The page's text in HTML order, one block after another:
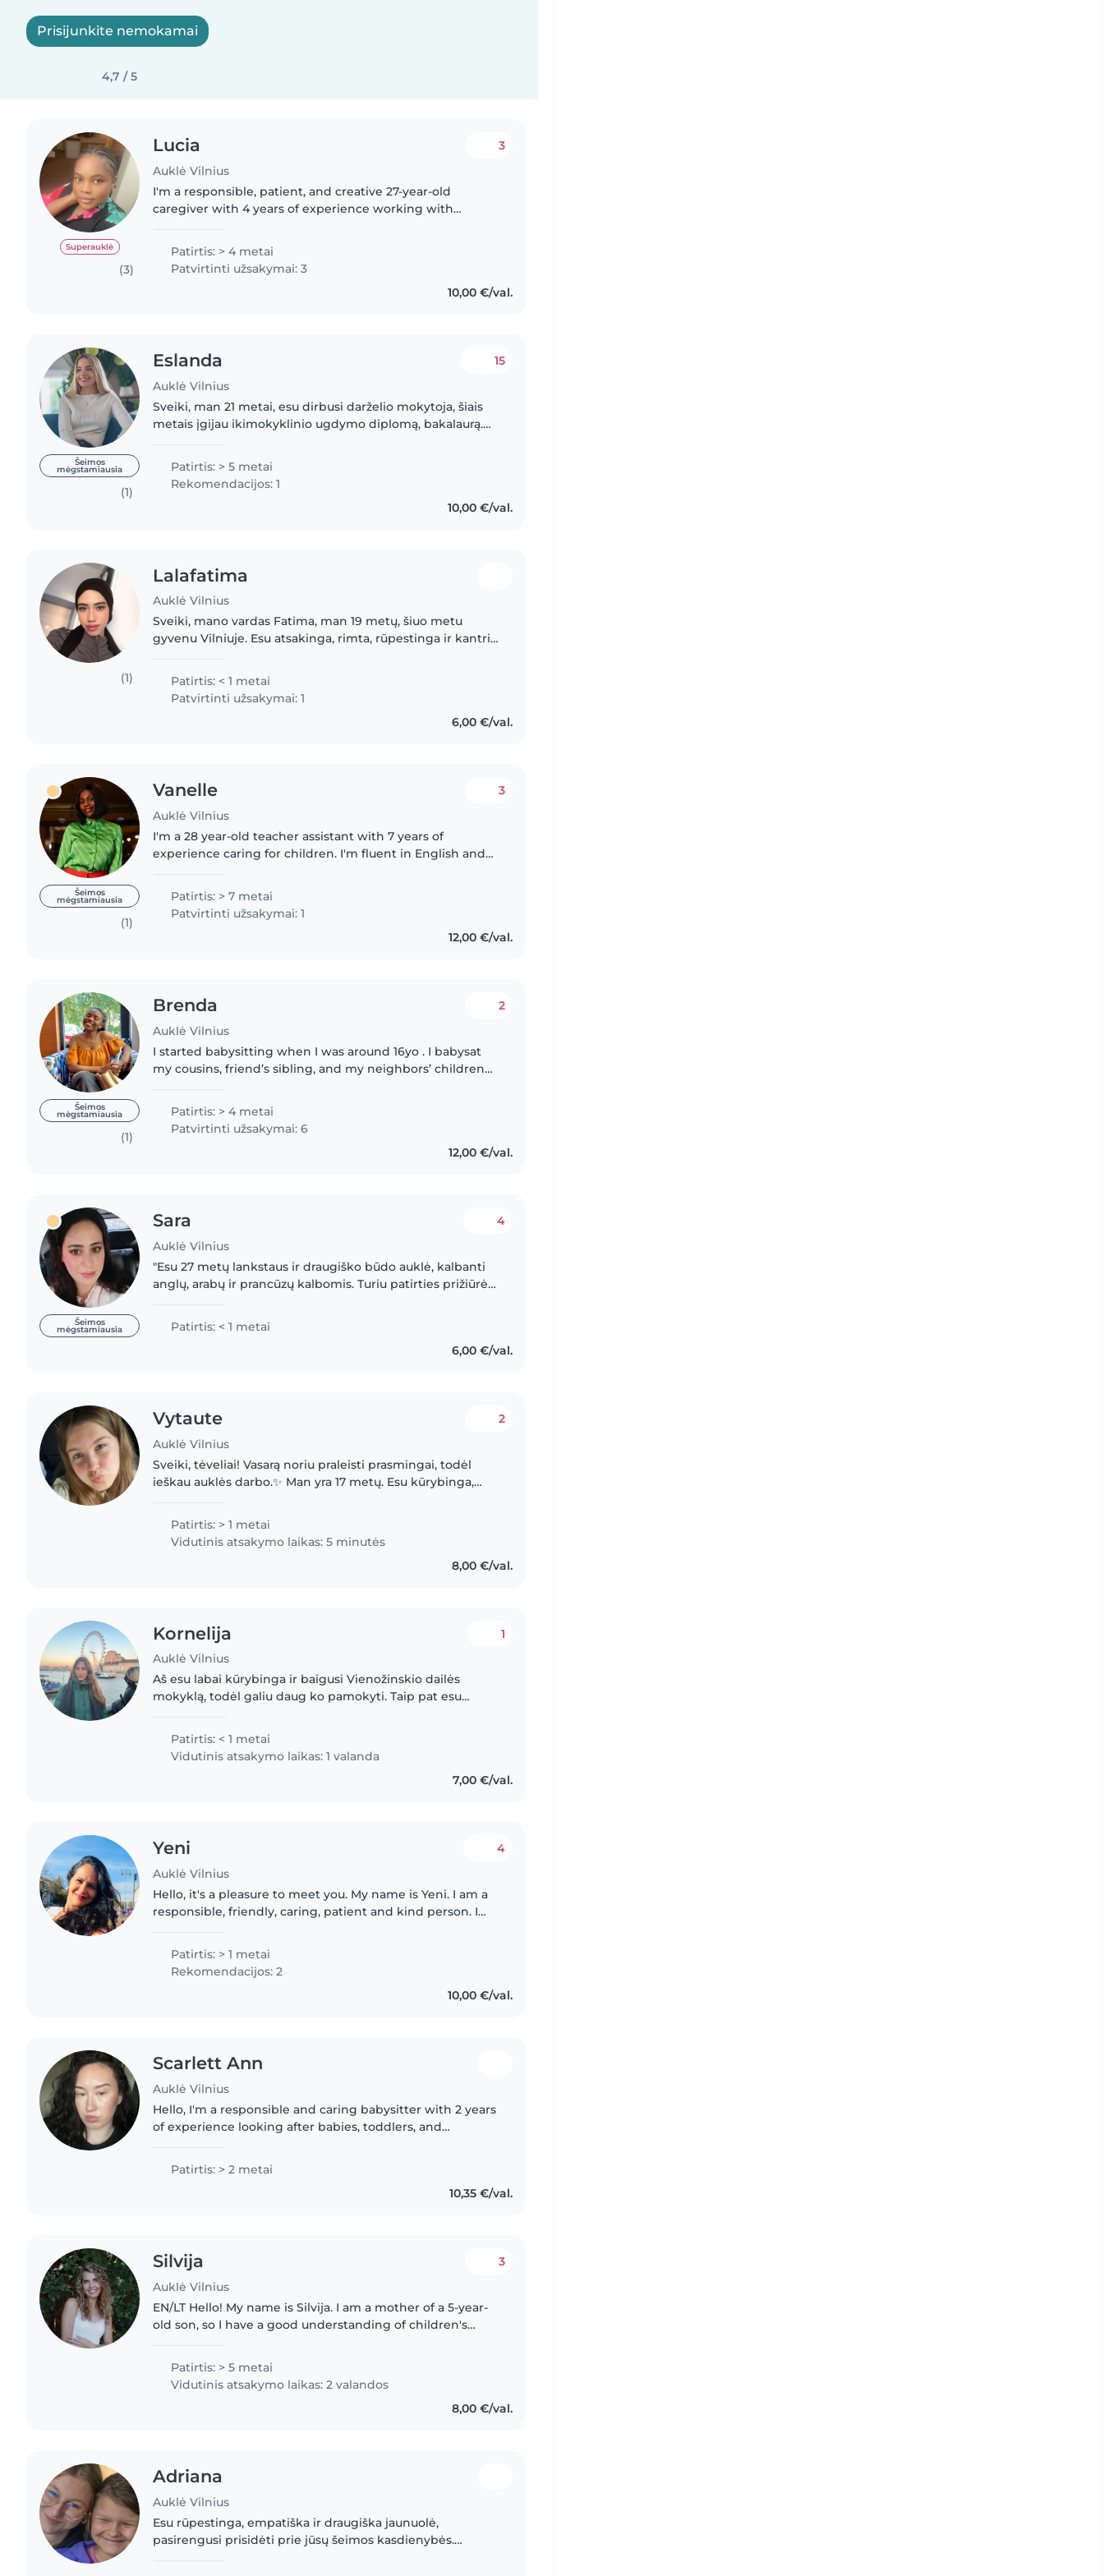
Prisijunkite nemokamai
4,7 / 5
Superauklė
(3)
Lucia
Auklė Vilnius
3
I'm a responsible, patient, and creative 27-year-old
caregiver with 4 years of experience working with
in English and French,..
Patirtis: > 4 metai
Patvirtinti užsakymai: 3
10,00 €/val.
Šeimos
mėgstamiausia
(1)
Eslanda
Auklė Vilnius
15
Sveiki, man 21 metai, esu dirbusi darželio mokytoja, šiais
metais įgijau ikimokyklinio ugdymo diplomą, bakalaurą.
Patirtis: > 5 metai
Rekomendacijos: 1
10,00 €/val.
(1)
Lalafatima
Auklė Vilnius
Sveiki, mano vardas Fatima, man 19 metų, šiuo metu
gyvenu Vilniuje. Esu atsakinga, rimta, rūpestinga ir kantri
vaikais man..
Patirtis: < 1 metai
Patvirtinti užsakymai: 1
6,00 €/val.
Šeimos
mėgstamiausia
(1)
Vanelle
Auklė Vilnius
3
I'm a 28 year-old teacher assistant with 7 years of
experience caring for children. I'm fluent in English and
reading, music,..
Patirtis: > 7 metai
Patvirtinti užsakymai: 1
12,00 €/val.
Šeimos
mėgstamiausia
(1)
Brenda
Auklė Vilnius
2
I started babysitting when I was around 16yo . I babysat
my cousins, friend’s sibling, and my neighbors’ children
for the next..
Patirtis: > 4 metai
Patvirtinti užsakymai: 6
12,00 €/val.
Šeimos
mėgstamiausia
Sara
Auklė Vilnius
4
"Esu 27 metų lankstaus ir draugiško būdo auklė, kalbanti
anglų, arabų ir prancūzų kalbomis. Turiu patirties prižiūrėti
Patirtis: < 1 metai
6,00 €/val.
Vytaute
Auklė Vilnius
2
Sveiki, tėveliai! Vasarą noriu praleisti prasmingai, todėl
ieškau auklės darbo.✨ Man yra 17 metų. Esu kūrybinga,
Patirtis: > 1 metai
Vidutinis atsakymo laikas: 5 minutės
8,00 €/val.
Kornelija
Auklė Vilnius
1
Aš esu labai kūrybinga ir baigusi Vienožinskio dailės
mokyklą, todėl galiu daug ko pamokyti. Taip pat esu
Kadangi mokausi mokykloje,..
Patirtis: < 1 metai
Vidutinis atsakymo laikas: 1 valanda
7,00 €/val.
Yeni
Auklė Vilnius
4
Hello, it's a pleasure to meet you. My name is Yeni. I am a
responsible, friendly, caring, patient and kind person. I
Patirtis: > 1 metai
Rekomendacijos: 2
10,00 €/val.
Scarlett Ann
Auklė Vilnius
Hello, I'm a responsible and caring babysitter with 2 years
of experience looking after babies, toddlers, and
games with children...
Patirtis: > 2 metai
10,35 €/val.
Silvija
Auklė Vilnius
3
EN/LT Hello! My name is Silvija. I am a mother of a 5-year-
old son, so I have a good understanding of children's
nanny experience,..
Patirtis: > 5 metai
Vidutinis atsakymo laikas: 2 valandos
8,00 €/val.
Adriana
Auklė Vilnius
Esu rūpestinga, empatiška ir draugiška jaunuolė,
pasirengusi prisidėti prie jūsų šeimos kasdienybės.